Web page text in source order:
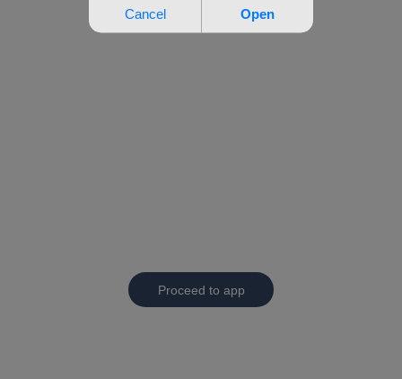
Proceed to app